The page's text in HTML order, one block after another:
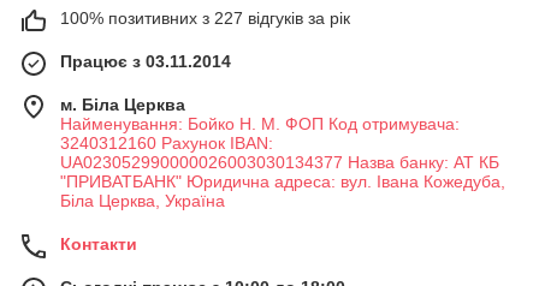
100% позитивних з 227 відгуків за рік
Працює з 03.11.2014
м. Біла Церква
Найменування: Бойко Н. М. ФОП Код отримувача:
3240312160 Рахунок IBAN:
UA023052990000026003030134377 Назва банку: АТ КБ
"ПРИВАТБАНК" Юридична адреса: вул. Івана Кожедуба,
Біла Церква, Україна
Контакти